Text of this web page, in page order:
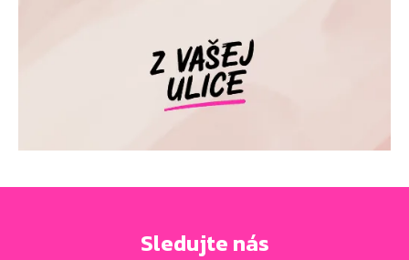
Sledujte nás